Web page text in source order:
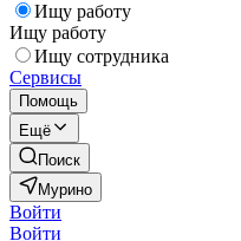
Ищу работу
Ищу работу
Ищу сотрудника
Сервисы
Помощь
Ещё
Поиск
Мурино
Войти
Войти